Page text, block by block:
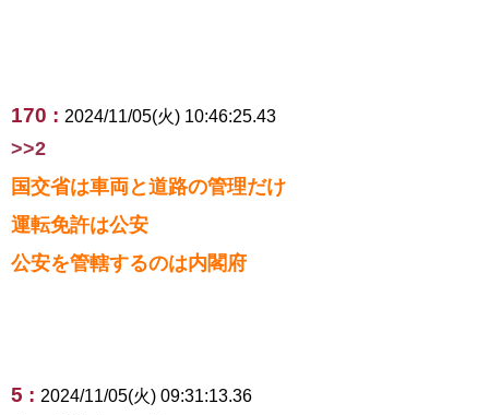
170 : 2024/11/05(火) 10:46:25.43
>>2
国交省は車両と道路の管理だけ
運転免許は公安
公安を管轄するのは内閣府
5 : 2024/11/05(火) 09:31:13.36